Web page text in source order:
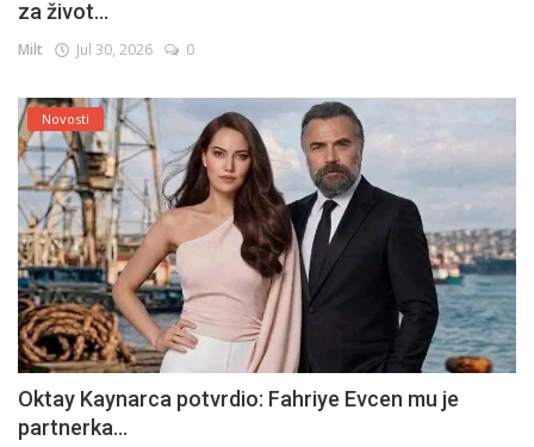
za život...
Milt Jul 30, 2026 0
Novosti
Oktay Kaynarca potvrdio: Fahriye Evcen mu je
partnerka...